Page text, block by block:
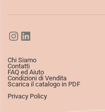
Chi Siamo
Contatti
FAQ ed Aiuto
Condizioni di Vendita
Scarica il catalogo in PDF
Privacy Policy